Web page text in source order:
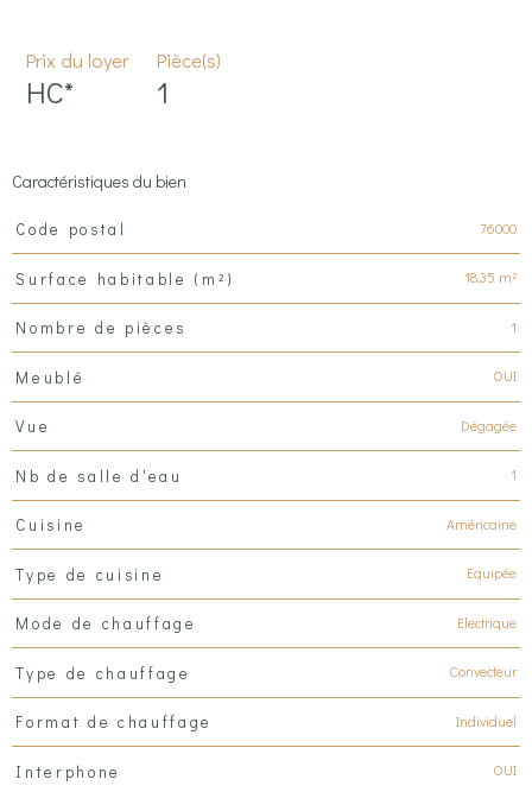
Prix du loyer
HC*
Pièce(s)
1
Caractéristiques du bien
Caractéristiques
Code postal 76000
Surface habitable (m²) 18,35 m²
Nombre de pièces 1
Meublé OUI
Vue Dégagée
Nb de salle d'eau 1
Cuisine Américaine
Type de cuisine Equipée
Mode de chauffage Electrique
Type de chauffage Convecteur
Format de chauffage Individuel
Interphone OUI